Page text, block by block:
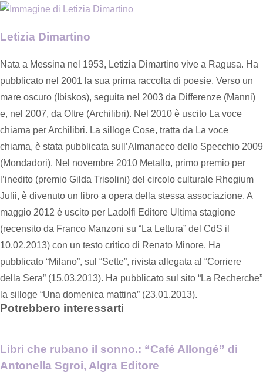
Letizia Dimartino
Nata a Messina nel 1953, Letizia Dimartino vive a Ragusa. Ha
pubblicato nel 2001 la sua prima raccolta di poesie, Verso un
mare oscuro (Ibiskos), seguita nel 2003 da Differenze (Manni)
e, nel 2007, da Oltre (Archilibri). Nel 2010 è uscito La voce
chiama per Archilibri. La silloge Cose, tratta da La voce
chiama, è stata pubblicata sull’Almanacco dello Specchio 2009
(Mondadori). Nel novembre 2010 Metallo, primo premio per
l’inedito (premio Gilda Trisolini) del circolo culturale Rhegium
Julii, è divenuto un libro a opera della stessa associazione. A
maggio 2012 è uscito per Ladolfi Editore Ultima stagione
(recensito da Franco Manzoni su “La Lettura” del CdS il
10.02.2013) con un testo critico di Renato Minore. Ha
pubblicato “Milano”, sul “Sette”, rivista allegata al “Corriere
della Sera” (15.03.2013). Ha pubblicato sul sito “La Recherche”
la silloge “Una domenica mattina” (23.01.2013).
Potrebbero interessarti
Libri che rubano il sonno.: “Café Allongé” di
Antonella Sgroi, Algra Editore